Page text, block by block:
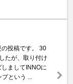
投稿です。 30
たが、取り付け
ましてINNOに
という ...